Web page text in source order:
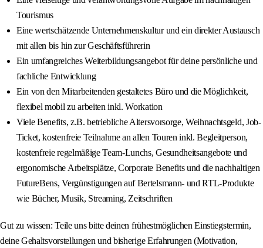
Tourismus
Eine wertschätzende Unternehmenskultur und ein direkter Austausch
mit allen bis hin zur Geschäftsführerin
Ein umfangreiches Weiterbildungsangebot für deine persönliche und
fachliche Entwicklung
Ein von den Mitarbeitenden gestaltetes Büro und die Möglichkeit,
flexibel mobil zu arbeiten inkl. Workation
Viele Benefits, z.B. betriebliche Altersvorsorge, Weihnachtsgeld, Job-
Ticket, kostenfreie Teilnahme an allen Touren inkl. Begleitperson,
kostenfreie regelmäßige Team-Lunchs, Gesundheitsangebote und
ergonomische Arbeitsplätze, Corporate Benefits und die nachhaltigen
FutureBens, Vergünstigungen auf Bertelsmann- und RTL-Produkte
wie Bücher, Musik, Streaming, Zeitschriften
Gut zu wissen: Teile uns bitte deinen frühestmöglichen Einstiegstermin,
deine Gehaltsvorstellungen und bisherige Erfahrungen (Motivation,